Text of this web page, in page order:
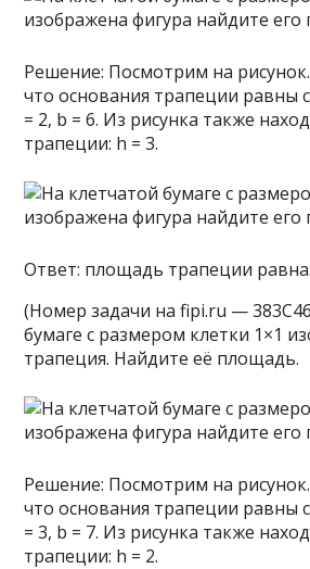
Решение: Посмотрим на
что основания трапеции равны
= 2, b = 6. Из рисунка также
трапеции: h = 3.
Ответ: площадь трапеции
(Номер задачи на fipi.ru —
бумаге с размером клетки 1×1
трапеция. Найдите её площадь.
Решение: Посмотрим на
что основания трапеции равны
= 3, b = 7. Из рисунка также
трапеции: h = 2.